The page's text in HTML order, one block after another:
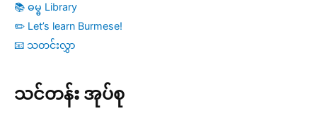
📚 ဓမ္ဓ Library
✏️ Let’s learn Burmese!
📧 သတင်းလွှာ
သင်တန်း အုပ်စု